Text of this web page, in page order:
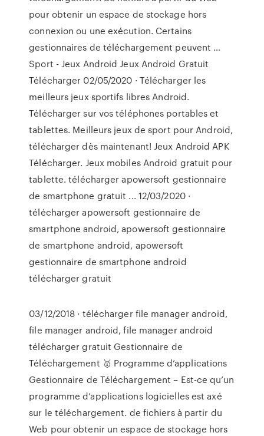
pour obtenir un espace de stockage hors
connexion ou une exécution. Certains
gestionnaires de téléchargement peuvent …
Sport - Jeux Android Jeux Android Gratuit
Télécharger 02/05/2020 · Télécharger les
meilleurs jeux sportifs libres Android.
Télécharger sur vos téléphones portables et
tablettes. Meilleurs jeux de sport pour Android,
télécharger dès maintenant! Jeux Android APK
Télécharger. Jeux mobiles Android gratuit pour
tablette. télécharger apowersoft gestionnaire
de smartphone gratuit ... 12/03/2020 ·
télécharger apowersoft gestionnaire de
smartphone android, apowersoft gestionnaire
de smartphone android, apowersoft
gestionnaire de smartphone android
télécharger gratuit
03/12/2018 · télécharger file manager android,
file manager android, file manager android
télécharger gratuit Gestionnaire de
Téléchargement 🥇 Programme d’applications
Gestionnaire de Téléchargement – Est-ce qu’un
programme d’applications logicielles est axé
sur le téléchargement. de fichiers à partir du
Web pour obtenir un espace de stockage hors